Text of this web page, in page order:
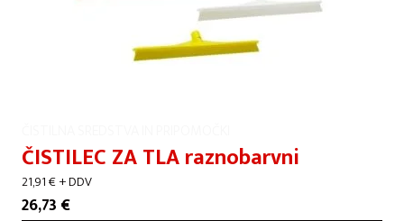
ČISTILEC ZA TLA raznobarvni
21,91€+ DDV
26,73 €